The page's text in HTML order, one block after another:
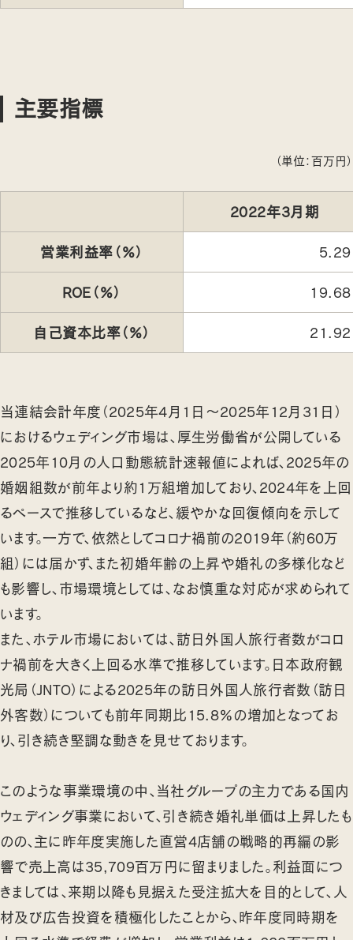
主要指標
（単位：百万円）
2022年3月期
営業利益率（％） 5.29
ROE（％） 19.68
自己資本比率（％） 21.92
当連結会計年度（2025年4月1日～2025年12月31日）
におけるウェディング市場は、厚生労働省が公開している
2025年10月の人口動態統計速報値によれば、2025年の
婚姻組数が前年より約1万組増加しており、2024年を上回
るペースで推移しているなど、緩やかな回復傾向を示して
います。一方で、依然としてコロナ禍前の2019年（約60万
組）には届かず、また初婚年齢の上昇や婚礼の多様化など
も影響し、市場環境としては、なお慎重な対応が求められて
います。
また、ホテル市場においては、訪日外国人旅行者数がコロ
ナ禍前を大きく上回る水準で推移しています。日本政府観
光局（JNTO）による2025年の訪日外国人旅行者数（訪日
外客数）についても前年同期比15.8％の増加となってお
り、引き続き堅調な動きを見せております。
このような事業環境の中、当社グループの主力である国内
ウェディング事業において、引き続き婚礼単価は上昇したも
のの、主に昨年度実施した直営4店舗の戦略的再編の影
響で売上高は35,709百万円に留まりました。利益面につ
きましては、来期以降も見据えた受注拡大を目的として、人
材及び広告投資を積極化したことから、昨年度同時期を